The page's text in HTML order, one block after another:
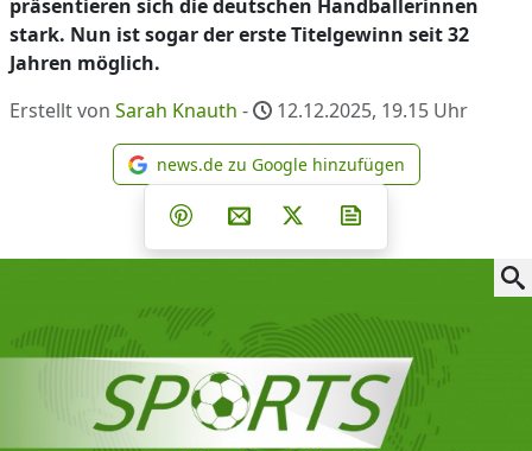
präsentieren sich die deutschen Handballerinnen
stark. Nun ist sogar der erste Titelgewinn seit 32
Jahren möglich.
Erstellt von Sarah Knauth - 12.12.2025, 19.15 Uhr
news.de zu Google
news.de zu Google hinzufügen
Teilen auf Facebook
Teilen auf Whatsapp
Teilen auf Telegram
Teilen auf Pinterest
Per E-Mail teilen
Post auf X